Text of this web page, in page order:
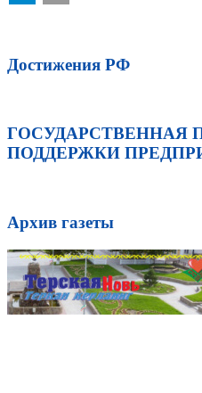
Достижения РФ
ГОСУДАРСТВЕННАЯ
ПОДДЕРЖКИ
Архив газеты